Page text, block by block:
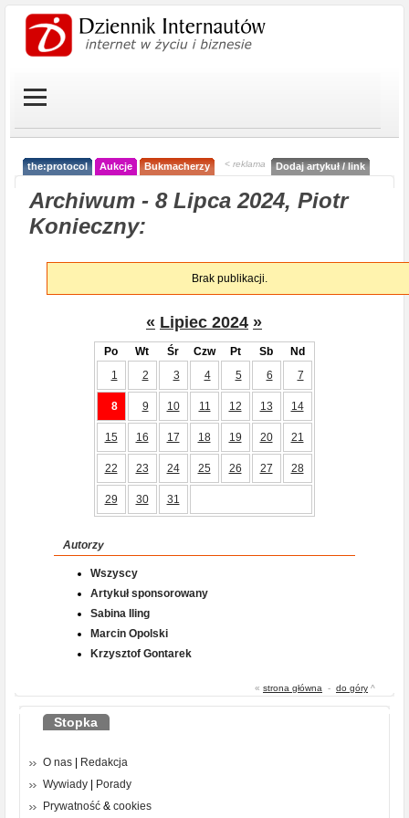
the:protocol Aukcje Bukmacherzy < reklama Dodaj artykuł / link
Archiwum - 8 Lipca 2024, Piotr
Konieczny:
Brak publikacji.
« Lipiec 2024 »
Po Wt Śr Czw Pt Sb
Nd
1
2 3 4 5 6 7
8 9 10 11 12 13 14
15 16 17 18 19 20 21
22 23 24 25 26 27 28
29 30 31
Autorzy
Wszyscy
Artykuł sponsorowany
Sabina Iling
Marcin Opolski
Krzysztof Gontarek
« strona główna - do góry ^
Stopka
O nas
Redakcja
Wywiady
Porady
Prywatność & cookies